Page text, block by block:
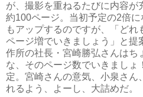
が、撮影を重ねるたびに内容が
約100ページ。当初予定の2倍
もアップするのですが、「どれ
ページ増でいきましょう」と提
作所の社長・宮崎勝弘さんはち
な、そのページ数でいきましょ
定。宮崎さんの意気、小泉さん
れるよう、よーし、大詰めだ。